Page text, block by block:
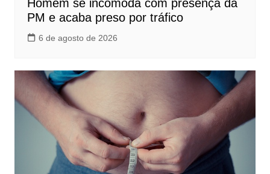
Homem se incomoda com presença da
PM e acaba preso por tráfico
6 de agosto de 2026